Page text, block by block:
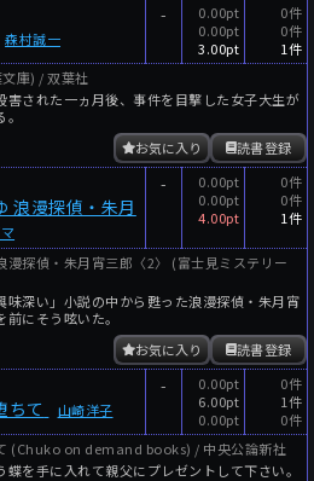
森村誠一
-
0.00pt
0.00pt
3.00pt
0件
0件
1件
庫) / 双葉社
害された一ヵ月後、事件を目撃した女子大生が
読書登録
お気に入り
浪漫探偵・朱月
-
0.00pt
0.00pt
4.00pt
0件
0件
1件
探偵・朱月宵三郎〈2〉 (富士見ミステリー
味深い」小説の中から甦った浪漫探偵・朱月宵
にそう呟いた。
読書登録
お気に入り
ちて 山崎洋子
-
0.00pt
6.00pt
0.00pt
0件
1件
0件
(Chuko on demand books) / 中央公論新社
蝶を手に入れて親父にプレゼントして下さい。